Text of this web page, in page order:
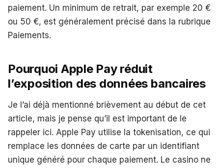
paiement. Un minimum de retrait, par exemple 20 €
ou 50 €, est généralement précisé dans la rubrique
Paiements.
Pourquoi Apple Pay réduit
l’exposition des données bancaires
Je l’ai déjà mentionné brièvement au début de cet
article, mais je pense qu’il est important de le
rappeler ici. Apple Pay utilise la tokenisation, ce qui
remplace les données de carte par un identifiant
unique généré pour chaque paiement. Le casino ne